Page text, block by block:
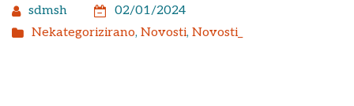
sdmsh
02/01/2024
Nekategorizirano, Novosti, Novosti_